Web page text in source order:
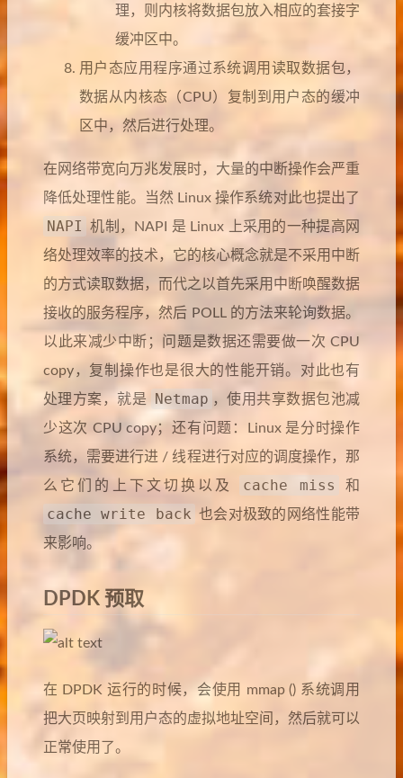
理，则内核将数据包放入相应的套接字
缓冲区中。
用户态应用程序通过系统调用读取数据包，
数据从内核态（CPU）复制到用户态的缓冲
区中，然后进行处理。
在网络带宽向万兆发展时，大量的中断操作会严重
降低处理性能。当然 Linux 操作系统对此也提出了
NAPI
机制，NAPI 是 Linux 上采用的一种提高网
络处理效率的技术，它的核心概念就是不采用中断
的方式读取数据，而代之以首先采用中断唤醒数据
接收的服务程序，然后 POLL 的方法来轮询数据。
以此来减少中断；问题是数据还需要做一次 CPU
copy，复制操作也是很大的性能开销。对此也有
处理方案，就是
Netmap ，使用共享数据包池减
少这次 CPU copy；还有问题：Linux 是分时操作
系统，需要进行进 / 线程进行对应的调度操作，那
么它们的上下文切换以及
cache miss 和
cache write back 也会对极致的网络性能带
来影响。
DPDK 预取
在 DPDK 运行的时候，会使用 mmap () 系统调用
把大页映射到用户态的虚拟地址空间，然后就可以
正常使用了。